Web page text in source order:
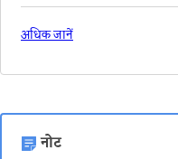
अधिक जानें
नोट